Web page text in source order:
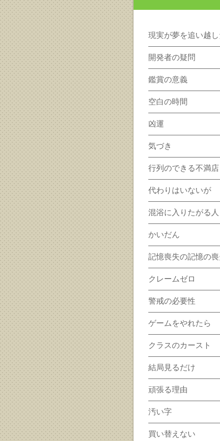
現実が夢を追い越
開発者の疑問
鑑賞の意義
空白の時間
凶運
気づき
行列のできる不満店
代わりはいないが
混浴に入りたがる人
かいだん
記憶喪失の記憶の
クレームゼロ
警戒の必要性
ゲームをやれたら
クラスのカースト
結局見るだけ
頑張る理由
汚い字
買い替えない